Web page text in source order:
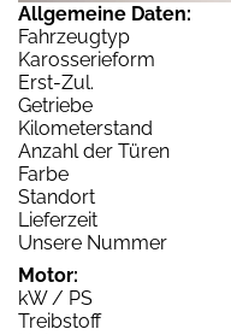
Allgemeine Daten:
Fahrzeugtyp
Karosserieform
Erst-Zul.
Getriebe
Kilometerstand
Anzahl der Türen
Farbe
Standort
Lieferzeit
Unsere Nummer
Motor:
kW / PS
Treibstoff